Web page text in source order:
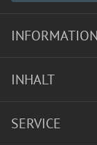
INHALT
SERVICE